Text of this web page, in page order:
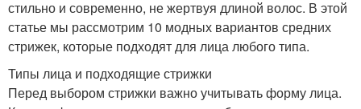
стильно и современно, не жертвуя длиной волос. В этой
статье мы рассмотрим 10 модных вариантов средних
стрижек, которые подходят для лица любого типа.
Типы лица и подходящие стрижки
Перед выбором стрижки важно учитывать форму лица.